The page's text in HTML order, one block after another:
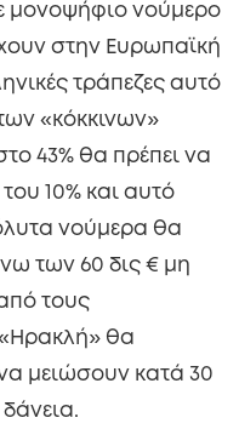
μονοψήφιο νούμερο
στην Ευρωπαϊκή
τράπεζες αυτό
«κόκκινων»
43% θα πρέπει να
10% και αυτό
νούμερα θα
των 60 δις € μη
τους
θα
μειώσουν κατά 30